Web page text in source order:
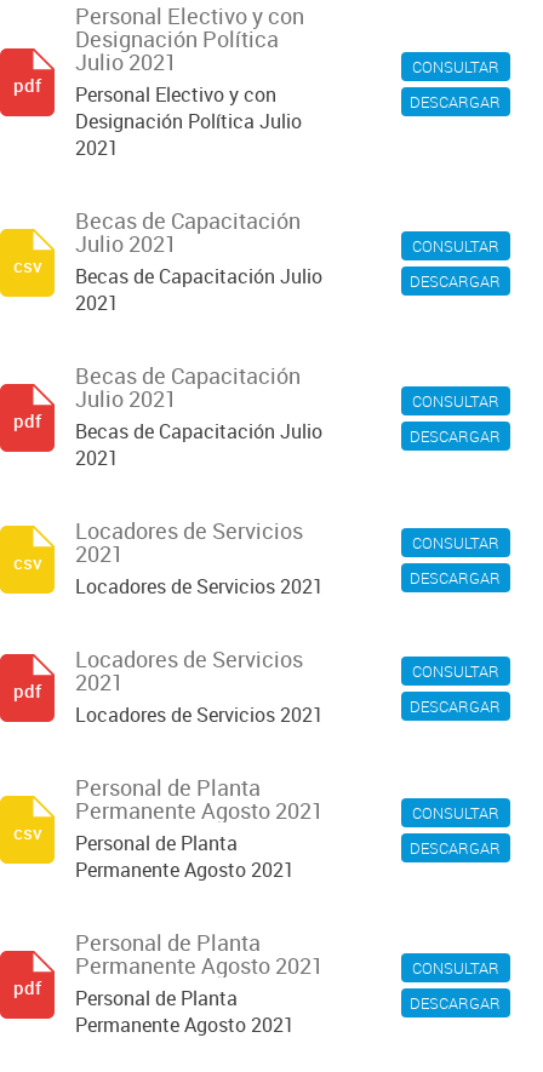
CONSULTAR
DESCARGAR
Personal Electivo y con
Designación Política
Julio 2021
Personal Electivo y con
Designación Política Julio
2021
pdf
CONSULTAR
DESCARGAR
Becas de Capacitación
Julio 2021
Becas de Capacitación Julio
2021
csv
CONSULTAR
DESCARGAR
Becas de Capacitación
Julio 2021
Becas de Capacitación Julio
2021
pdf
CONSULTAR
DESCARGAR
Locadores de Servicios
2021
Locadores de Servicios 2021
csv
CONSULTAR
DESCARGAR
Locadores de Servicios
2021
Locadores de Servicios 2021
pdf
CONSULTAR
DESCARGAR
Personal de Planta
Permanente Agosto 2021
Personal de Planta
Permanente Agosto 2021
csv
CONSULTAR
DESCARGAR
Personal de Planta
Permanente Agosto 2021
Personal de Planta
Permanente Agosto 2021
pdf